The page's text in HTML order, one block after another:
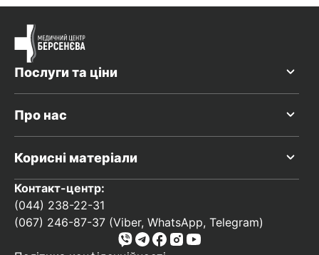
Послуги та ціни
Про нас
Корисні матеріали
Контакт-центр:
(044) 238-22-31
(067) 246-87-37 (Viber, WhatsApp, Telegram)